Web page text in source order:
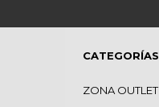
CATEGORÍAS
ZONA OUTLET